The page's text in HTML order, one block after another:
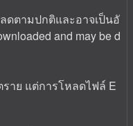
ดตามปกติและอาจเป็นอั
and may be d
าย แต่การโหลดไฟล์ E